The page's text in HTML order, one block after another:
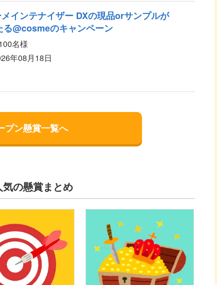
インテナイザー DXの現品orサンプルが
る@cosmeのキャンペーン
名様
年08月18日
プン懸賞一覧へ
気の懸賞まとめ